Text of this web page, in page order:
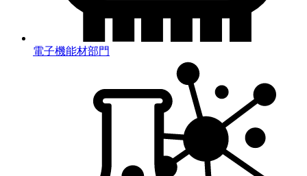
電子機能材部門